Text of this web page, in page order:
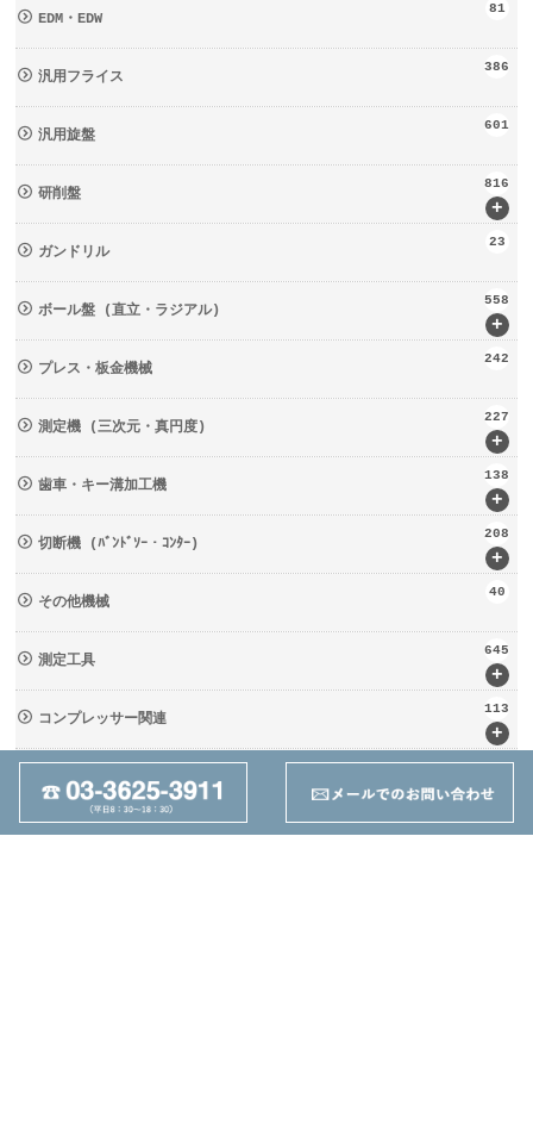
EDM・EDW
81
汎用フライス
386
汎用旋盤
601
+
研削盤
816
ガンドリル
23
+
ボール盤 (直立・ラジアル)
558
プレス・板金機械
242
+
測定機 (三次元・真円度)
227
+
歯車・キー溝加工機
138
+
切断機 (ﾊﾞﾝﾄﾞｿｰ・ｺﾝﾀｰ)
208
その他機械
40
+
測定工具
645
+
コンプレッサー関連
113
+
輸送・荷役機械 (ﾘﾌﾀｰ・台車)
133
周辺工具(定盤・バイス)
237